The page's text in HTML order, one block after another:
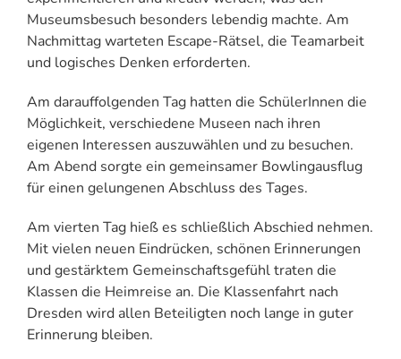
Museumsbesuch besonders lebendig machte. Am
Nachmittag warteten Escape-Rätsel, die Teamarbeit
und logisches Denken erforderten.
Am darauffolgenden Tag hatten die SchülerInnen die
Möglichkeit, verschiedene Museen nach ihren
eigenen Interessen auszuwählen und zu besuchen.
Am Abend sorgte ein gemeinsamer Bowlingausflug
für einen gelungenen Abschluss des Tages.
Am vierten Tag hieß es schließlich Abschied nehmen.
Mit vielen neuen Eindrücken, schönen Erinnerungen
und gestärktem Gemeinschaftsgefühl traten die
Klassen die Heimreise an. Die Klassenfahrt nach
Dresden wird allen Beteiligten noch lange in guter
Erinnerung bleiben.